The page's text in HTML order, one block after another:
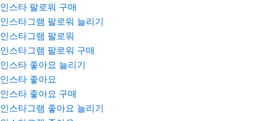
인스타 팔로워 구매
인스타그램 팔로워 늘리기
인스타그램 팔로워
인스타그램 팔로워 구매
인스타 좋아요 늘리기
인스타 좋아요
인스타 좋아요 구매
인스타그램 좋아요 늘리기